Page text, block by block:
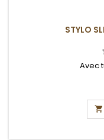
STYLO
Avec
